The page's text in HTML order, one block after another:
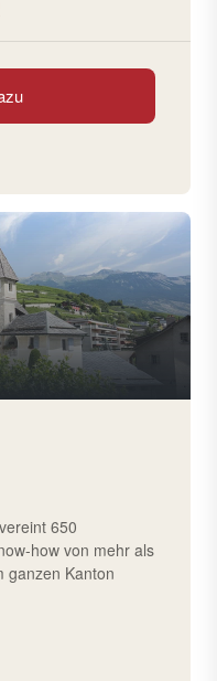
650
how von mehr als
ganzen Kanton